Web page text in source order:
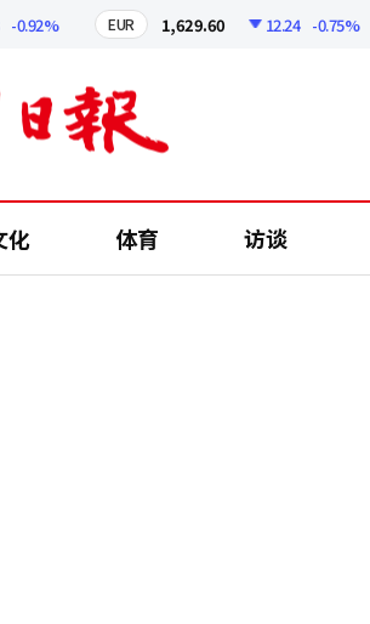
EUR 1,629.60 12.24 -0.75%
化 体育 访谈